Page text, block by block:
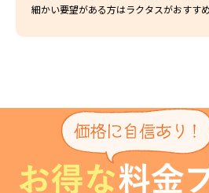
細かい要望がある方はラクタスがおすす